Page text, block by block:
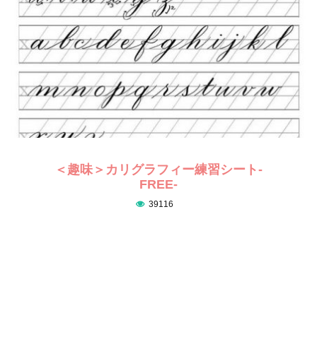
＜趣味＞カリグラフィー練習シート-
FREE-
39116